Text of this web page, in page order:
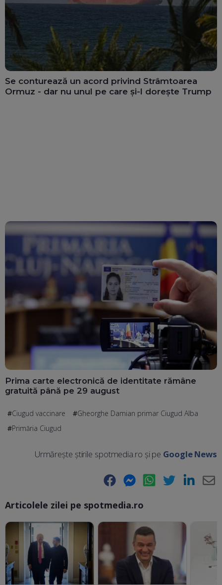
Se conturează un acord privind Strâmtoarea
Ormuz - dar nu unul pe care și-l dorește Trump
Prima carte electronică de identitate rămâne
gratuită până pe 29 august
Ciugud vaccinare
Gheorghe Damian primar Ciugud Alba
Primăria Ciugud
Urmărește știrile spotmedia.ro și pe Google News
Facebook Messenger WhatsApp Twitter LinkedIn
Articolele zilei pe spotmedia.ro